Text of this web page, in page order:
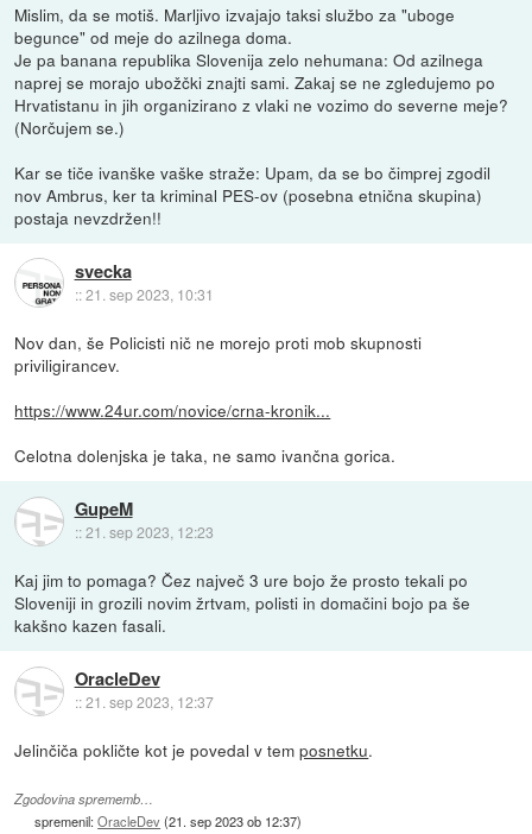
Mislim, da se motiš. Marljivo izvajajo taksi službo za "uboge
begunce" od meje do azilnega doma.
Je pa banana republika Slovenija zelo nehumana: Od azilnega
naprej se morajo ubožčki znajti sami. Zakaj se ne zgledujemo po
Hrvatistanu in jih organizirano z vlaki ne vozimo do severne meje?
(Norčujem se.)
Kar se tiče ivanške vaške straže: Upam, da se bo čimprej zgodil
nov Ambrus, ker ta kriminal PES-ov (posebna etnična skupina)
postaja nevzdržen!!
svecka
::21. sep 2023, 10:31
Nov dan, še Policisti nič ne morejo proti mob skupnosti
priviligirancev.
https://www.24ur.com/novice/crna-kronik...
Celotna dolenjska je taka, ne samo ivančna gorica.
GupeM
::21. sep 2023, 12:23
Kaj jim to pomaga? Čez največ 3 ure bojo že prosto tekali po
Sloveniji in grozili novim žrtvam, polisti in domačini bojo pa še
kakšno kazen fasali.
OracleDev
::21. sep 2023, 12:37
Jelinčiča pokličte kot je povedal v temposnetku.
Zgodovina sprememb…
spremenil:OracleDev(21. sep 2023 ob 12:37)